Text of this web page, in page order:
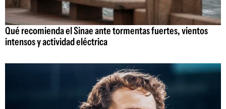
Qué recomienda el Sinae ante tormentas fuertes, vientos
intensos y actividad eléctrica